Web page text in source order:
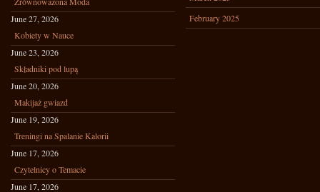
June 27, 2026
Kobiety w Nauce
June 23, 2026
Składniki pod lupą
June 20, 2026
Makijaż gwiazd
June 19, 2026
Treningi na Spalanie Kalorii
June 17, 2026
Czytelnicy o Temacie
June 17, 2026
February 2025